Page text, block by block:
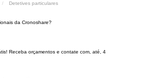
Detetives particulares
da Cronoshare?
Receba orçamentos e contate com, até, 4